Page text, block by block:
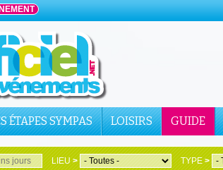
ÉTAPES SYMPAS LOISIRS GUIDE
LIEU> TYPE>